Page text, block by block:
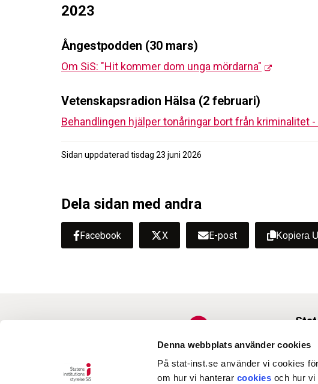
Denna webbplats använder cookies
På stat-inst.se använder vi cookies
om hur vi hanterar cookies och hur vi
2023
Ångestpodden (30 mars)
Om SiS: "Hit kommer dom unga mördarna"
Vetenskapsradion Hälsa (2 februari)
Behandlingen hjälper tonåringar bort från kriminalitet
Sidan uppdaterad tisdag 23 juni 2026
Dela sidan med andra
Facebook X E-post Kopiera